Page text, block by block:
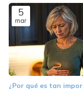
5
mar
¿Por qué es tan